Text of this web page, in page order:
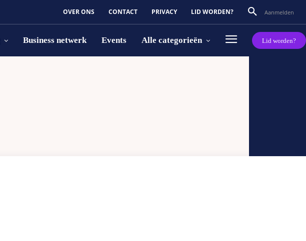
OVER ONS CONTACT PRIVACY LID WORDEN? Aanmelden
Business netwerk Events Alle categorieën Lid worden?